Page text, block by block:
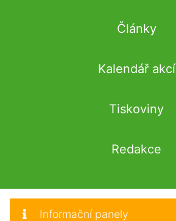
Články
Kalendář akcí
Tiskoviny
Redakce
Informační panely